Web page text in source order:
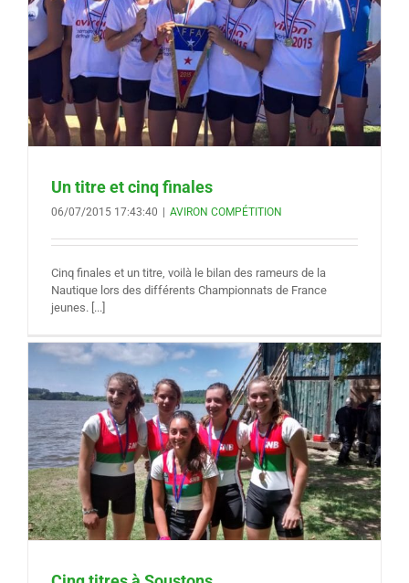
Un titre et cinq finales
06/07/2015 17:43:40 | AVIRON COMPÉTITION
Cinq finales et un titre, voilà le bilan des rameurs de la
Nautique lors des différents Championnats de France
jeunes. [...]